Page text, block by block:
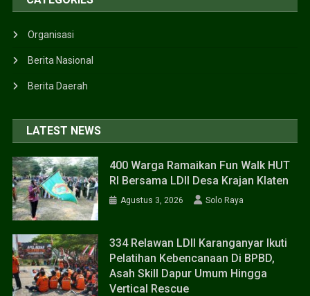
Organisasi
Berita Nasional
Berita Daerah
LATEST NEWS
400 Warga Ramaikan Fun Walk HUT
RI Bersama LDII Desa Krajan Klaten
Agustus 3, 2026 Solo Raya
334 Relawan LDII Karanganyar Ikuti
Pelatihan Kebencanaan Di BPBD,
Asah Skill Dapur Umum Hingga
Vertical Rescue